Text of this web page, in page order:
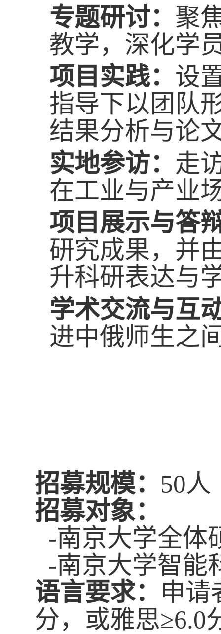
专题研讨： 聚
教学，深化学
项目实践： 设
指导下以团队
结果分析与论
实地参访： 走
在工业与产业
项目展示与答
研究成果，并
升科研表达与
学术交流与互
进中俄师生之
招募规模： 50人
招募对象：
-南京大学全体
-南京大学智能
语言要求： 申请
分，或雅思≥6.0